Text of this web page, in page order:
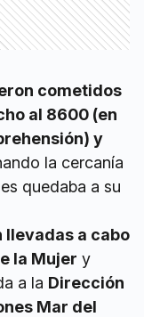
cometidos
al 8600 (en
y
la cercanía
quedaba a su
llevadas a cabo
la Mujer y
a la Dirección
Mar del